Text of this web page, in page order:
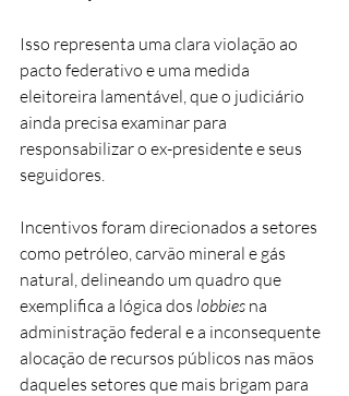
Isso representa uma clara violação ao
pacto federativo e uma medida
eleitoreira lamentável, que o judiciário
ainda precisa examinar para
responsabilizar o ex-presidente e seus
seguidores.
Incentivos foram direcionados a setores
como petróleo, carvão mineral e gás
natural, delineando um quadro que
exemplifica a lógica dos lobbies na
administração federal e a inconsequente
alocação de recursos públicos nas mãos
daqueles setores que mais brigam para